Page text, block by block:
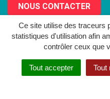
Ce site utilise des traceurs
statistiques d'utilisation afin
contrôler ceux que
Tout accepter Tout
NOUS CONTACTER
MENTIONS LÉGALES PLAN DU